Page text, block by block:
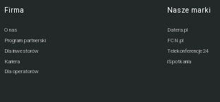
Firma
O nas
Program partnerski
Dla inwestorów
Kariera
Dla operatorów
Nasze marki
Datera.pl
FCN.pl
Telekonferencje24
iSpotkania